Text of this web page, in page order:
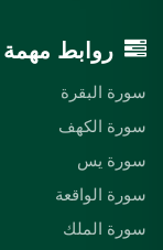
روابط مهمة
سورة البقرة
سورة الكهف
سورة يس
سورة الواقعة
سورة الملك